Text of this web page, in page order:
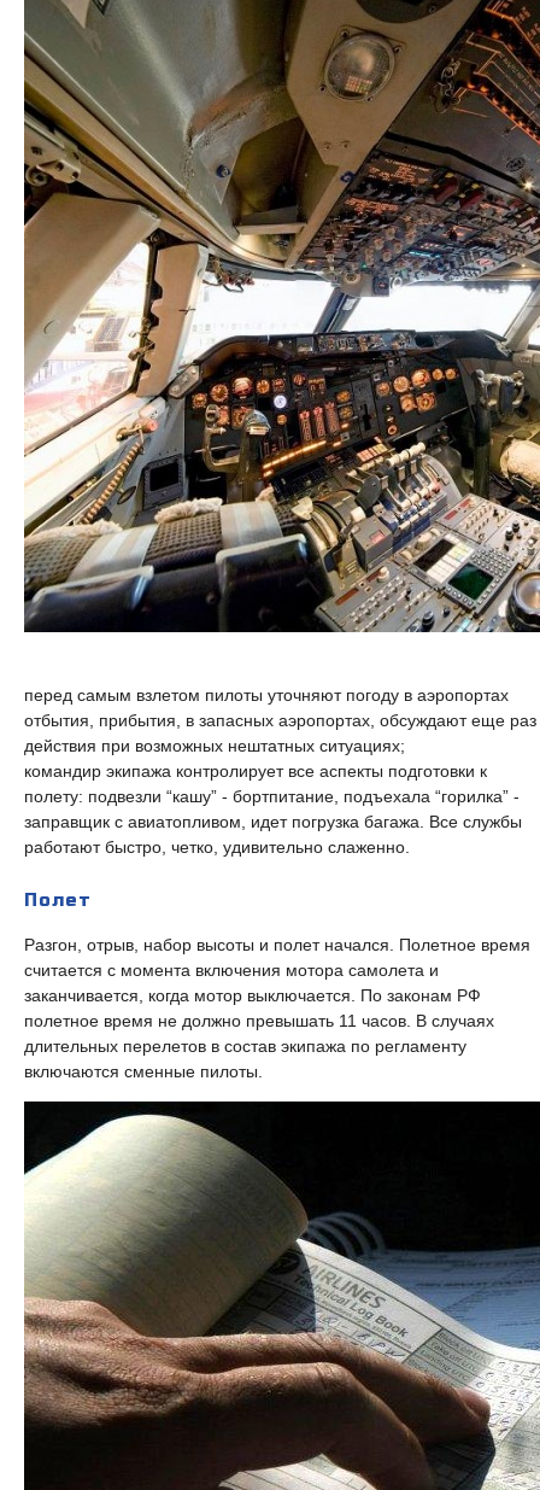
перед самым взлетом пилоты уточняют погоду в аэропортах
отбытия, прибытия, в запасных аэропортах, обсуждают еще раз
действия при возможных нештатных ситуациях;
командир экипажа контролирует все аспекты подготовки к
полету: подвезли “кашу” - бортпитание, подъехала “горилка” -
заправщик с авиатопливом, идет погрузка багажа. Все службы
работают быстро, четко, удивительно слаженно.
Полет
Разгон, отрыв, набор высоты и полет начался. Полетное время
считается с момента включения мотора самолета и
заканчивается, когда мотор выключается. По законам РФ
полетное время не должно превышать 11 часов. В случаях
длительных перелетов в состав экипажа по регламенту
включаются сменные пилоты.